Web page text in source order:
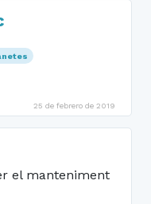
25 de febrero de 2019
el manteniment